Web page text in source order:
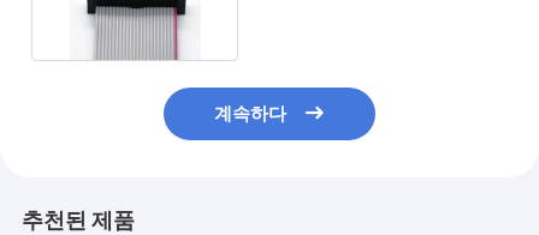
계속하다
추천된 제품